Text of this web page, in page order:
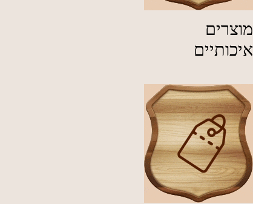
מוצרים
איכותיים